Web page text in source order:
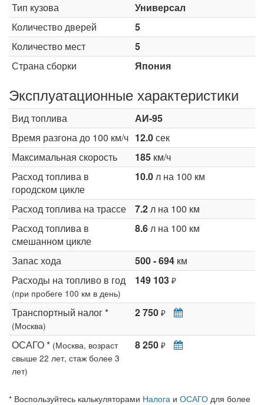
Тип кузова
Универсал
Количество дверей
5
Количество мест
5
Страна сборки
Япония
Эксплуатационные характеристики
Вид топлива
АИ-95
Время разгона до 100 км/ч 12.0сек
Максимальная скорость
185 км/ч
Расход топлива в
городском цикле
10.0л на 100 км
Расход топлива на трассе 7.2л на 100 км
Расход топлива в
смешанном цикле
8.6л на 100 км
Запас хода 500 - 694 км
Расходы на топливо в год
(при пробеге 100 км в день)
149 103 ₽
Транспортный налог *
(Москва)
2 750 ₽
ОСАГО * (Москва, возраст
свыше 22 лет, стаж более 3
лет)
8 250 ₽
* Воспользуйтесь калькуляторами Налога и ОСАГО для более